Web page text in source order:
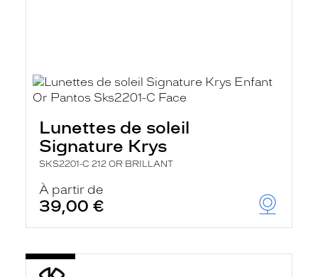
Lunettes de soleil
Signature Krys
SKS2201-C 212 OR BRILLANT
À partir de
39,00 €